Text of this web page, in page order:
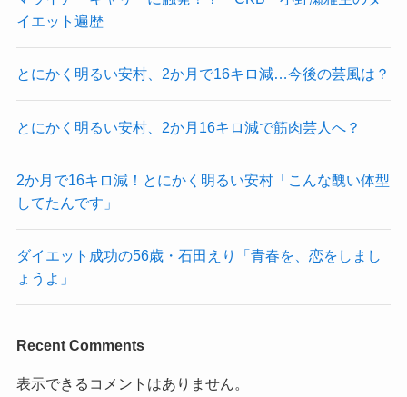
イエット遍歴
とにかく明るい安村、2か月で16キロ減…今後の芸風は？
とにかく明るい安村、2か月16キロ減で筋肉芸人へ？
2か月で16キロ減！とにかく明るい安村「こんな醜い体型
してたんです」
ダイエット成功の56歳・石田えり「青春を、恋をしまし
ょうよ」
Recent Comments
表示できるコメントはありません。